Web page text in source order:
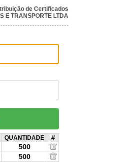
de Certificados
E TRANSPORTE LTDA
QUANTIDADE
#
500
500